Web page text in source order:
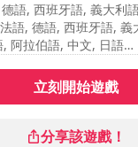
Distributed
Entertainment Europe
trademarks and
語, 西班牙語, 義大利
語, 德語, 西班牙語, 義
阿拉伯語, 中文, 日語
立刻開始遊戲
分享該遊戲！